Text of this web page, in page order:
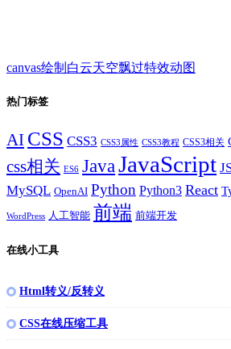
canvas绘制白云天空飘过特效动图
热门标签
AI CSS CSS3 CSS3属性 CSS3教程 CSS3相关
css相关 ES6 JavaJavaScript
MySQL OpenAI Python Python3 React
WordPress 人工智能 前端 前端开发
在线小工具
Html转义/反转义
CSS在线压缩工具